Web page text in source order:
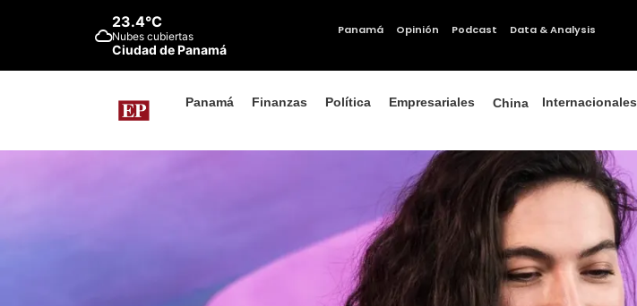
23.4°C
Nubes cubiertas
Ciudad de Panamá
Panamá Opinión Podcast Data & Analysis
Panamá Finanzas Política Empresariales China Internacionales